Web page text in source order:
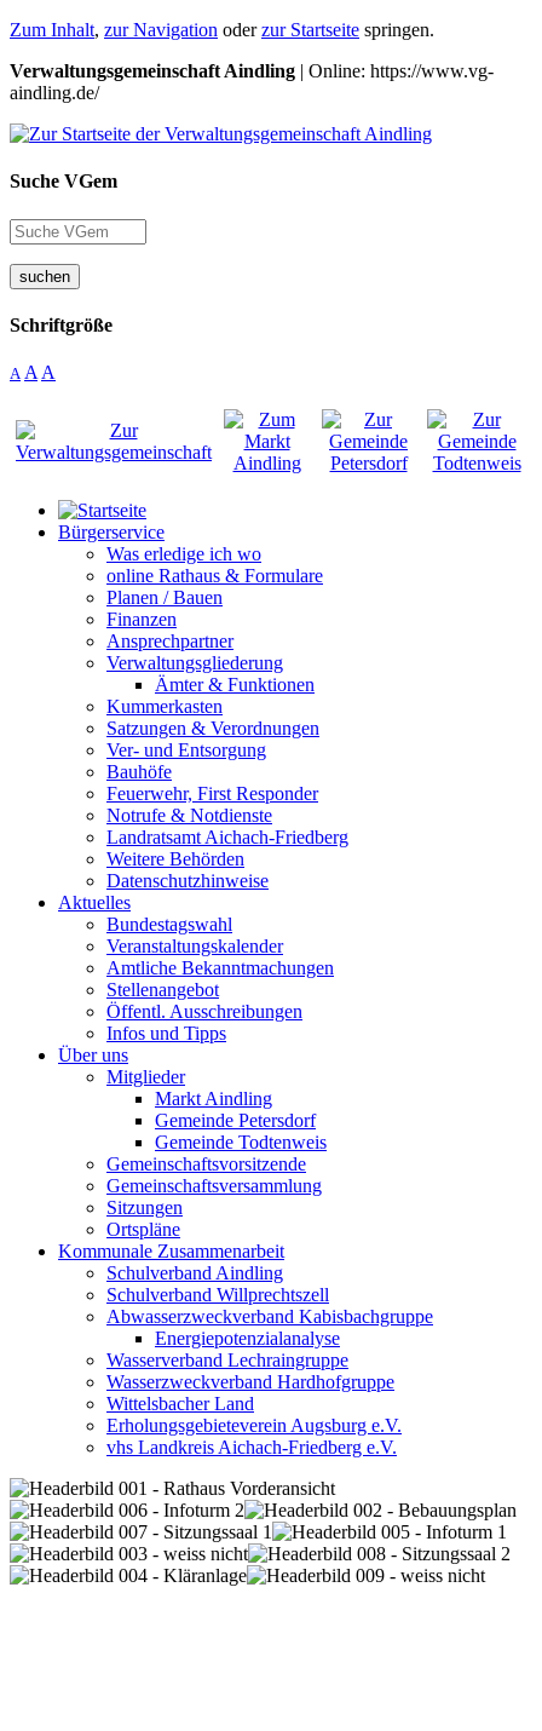
Zum Inhalt, zur Navigation oderzur Startseite springen.
Verwaltungsgemeinschaft Aindling | Online: https://www.vg-
aindling.de/
Suche VGem
suchen
Schriftgröße
A A A
Bürgerservice
Was erledige ich wo
online Rathaus & Formulare
Planen / Bauen
Finanzen
Ansprechpartner
Verwaltungsgliederung
Ämter & Funktionen
Kummerkasten
Satzungen & Verordnungen
Ver- und Entsorgung
Bauhöfe
Feuerwehr, First Responder
Notrufe & Notdienste
Landratsamt Aichach-Friedberg
Weitere Behörden
Datenschutzhinweise
Aktuelles
Bundestagswahl
Veranstaltungskalender
Amtliche Bekanntmachungen
Stellenangebot
Öffentl. Ausschreibungen
Infos und Tipps
Über uns
Mitglieder
Markt Aindling
Gemeinde Petersdorf
Gemeinde Todtenweis
Gemeinschaftsvorsitzende
Gemeinschaftsversammlung
Sitzungen
Ortspläne
Kommunale Zusammenarbeit
Schulverband Aindling
Schulverband Willprechtszell
Abwasserzweckverband Kabisbachgruppe
Energiepotenzialanalyse
Wasserverband Lechraingruppe
Wasserzweckverband Hardhofgruppe
Wittelsbacher Land
Erholungsgebieteverein Augsburg e.V.
vhs Landkreis Aichach-Friedberg e.V.